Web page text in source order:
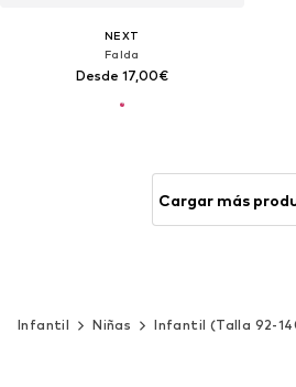
NEXT
Falda
Desde 17,00€
Cargar más
Infantil Niñas Infantil (Talla 92-